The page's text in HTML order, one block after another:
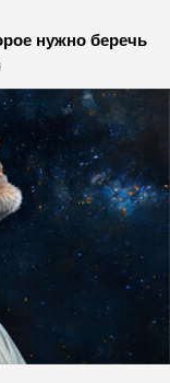
нужно беречь